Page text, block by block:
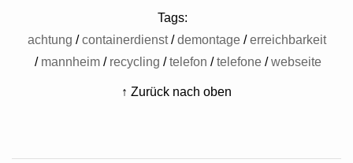
Tags:
achtung
containerdienst demontage
erreichbarkeit
mannheim
recycling telefon telefone webseite
↑ Zurück nach oben